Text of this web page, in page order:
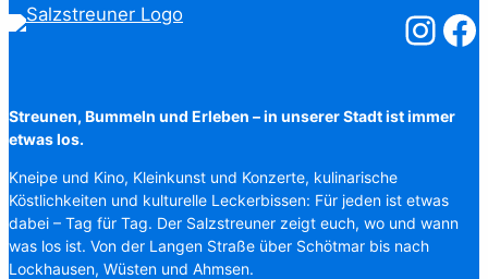
Streunen, Bummeln und Erleben – in unserer Stadt ist immer
etwas los.
Kneipe und Kino, Kleinkunst und Konzerte, kulinarische
Köstlichkeiten und kulturelle Leckerbissen: Für jeden ist etwas
dabei – Tag für Tag. Der Salzstreuner zeigt euch, wo und wann
was los ist. Von der Langen Straße über Schötmar bis nach
Lockhausen, Wüsten und Ahmsen.